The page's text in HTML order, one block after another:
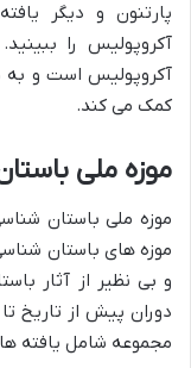
پارتنون و دیگر
آکروپولیس را
آکروپولیس است و به
کمک می کند.
موزه ملی
موزه ملی باستان
موزه های باستان
و بی نظیر از آثار
دوران پیش از تاریخ
مجموعه شامل یافته